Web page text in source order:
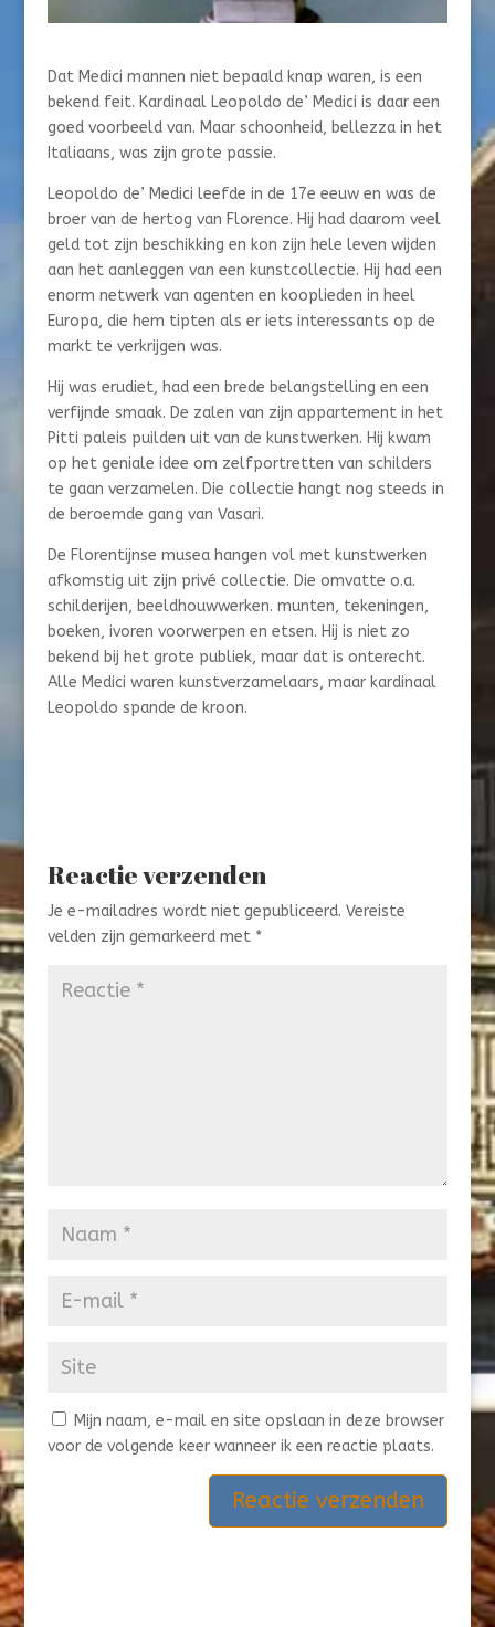
Dat Medici mannen niet bepaald knap waren, is een
bekend feit. Kardinaal Leopoldo de’ Medici is daar een
goed voorbeeld van. Maar schoonheid, bellezza in het
Italiaans, was zijn grote passie.
Leopoldo de’ Medici leefde in de 17e eeuw en was de
broer van de hertog van Florence. Hij had daarom veel
geld tot zijn beschikking en kon zijn hele leven wijden
aan het aanleggen van een kunstcollectie. Hij had een
enorm netwerk van agenten en kooplieden in heel
Europa, die hem tipten als er iets interessants op de
markt te verkrijgen was.
Hij was erudiet, had een brede belangstelling en een
verfijnde smaak. De zalen van zijn appartement in het
Pitti paleis puilden uit van de kunstwerken. Hij kwam
op het geniale idee om zelfportretten van schilders
te gaan verzamelen. Die collectie hangt nog steeds in
de beroemde gang van Vasari.
De Florentijnse musea hangen vol met kunstwerken
afkomstig uit zijn privé collectie. Die omvatte o.a.
schilderijen, beeldhouwwerken. munten, tekeningen,
boeken, ivoren voorwerpen en etsen. Hij is niet zo
bekend bij het grote publiek, maar dat is onterecht.
Alle Medici waren kunstverzamelaars, maar kardinaal
Leopoldo spande de kroon.
Reactie verzenden
Je e-mailadres wordt niet gepubliceerd. Vereiste
velden zijn gemarkeerd met *
Mijn naam, e-mail en site opslaan in deze browser
voor de volgende keer wanneer ik een reactie plaats.